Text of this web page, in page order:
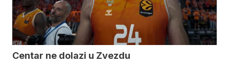
Centar ne dolazi u Zvezdu